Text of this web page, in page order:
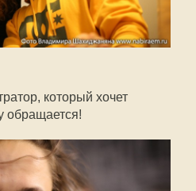
который хочет
обращается!